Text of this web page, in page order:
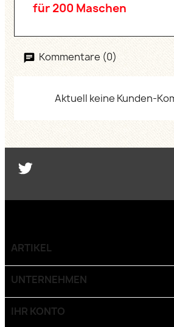
für 200 Maschen
Kommentare (0)
Aktuell keine Kunden-
ARTIKEL
UNTERNEHMEN
IHR KONTO